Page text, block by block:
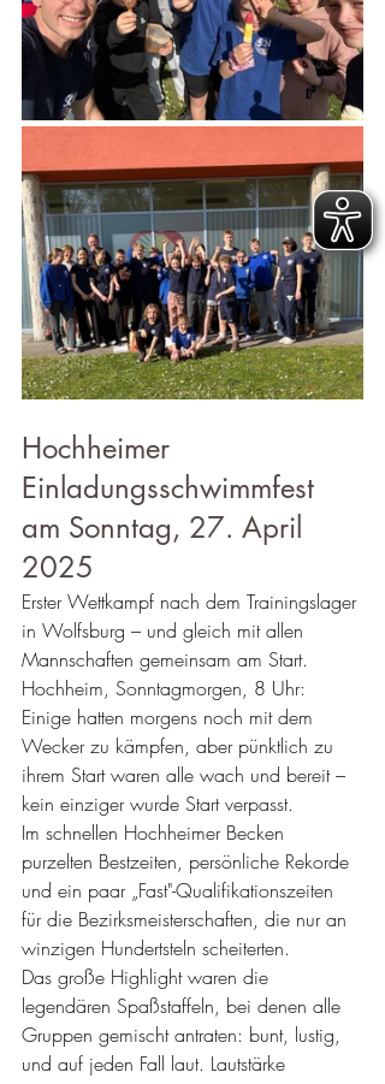
Hochheimer
Einladungsschwimmfest
am Sonntag, 27. April
2025
Erster Wettkampf nach dem Trainingslager
in Wolfsburg – und gleich mit allen
Mannschaften gemeinsam am Start.
Hochheim, Sonntagmorgen, 8 Uhr:
Einige hatten morgens noch mit dem
Wecker zu kämpfen, aber pünktlich zu
ihrem Start waren alle wach und bereit –
kein einziger wurde Start verpasst.
Im schnellen Hochheimer Becken
purzelten Bestzeiten, persönliche Rekorde
und ein paar „Fast"-Qualifikationszeiten
für die Bezirksmeisterschaften, die nur an
winzigen Hundertsteln scheiterten.
Das große Highlight waren die
legendären Spaßstaffeln, bei denen alle
Gruppen gemischt antraten: bunt, lustig,
und auf jeden Fall laut. Lautstärke